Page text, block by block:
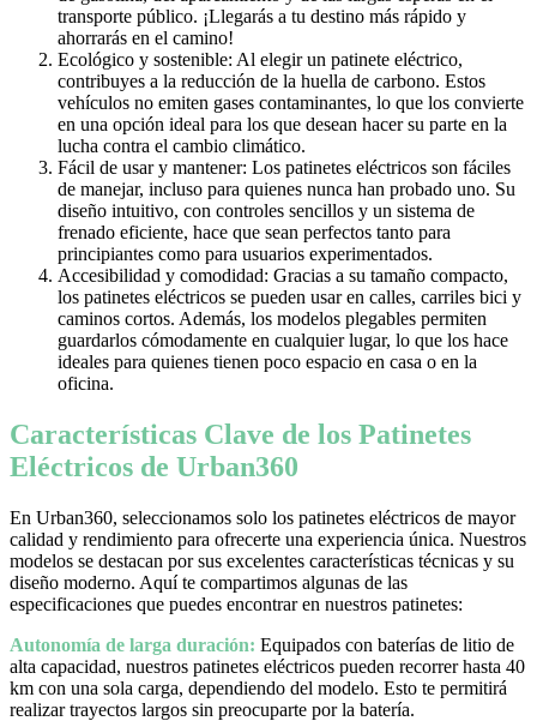
transporte público. ¡Llegarás a tu destino más rápido y
ahorrarás en el camino!
Ecológico y sostenible: Al elegir un patinete eléctrico,
contribuyes a la reducción de la huella de carbono. Estos
vehículos no emiten gases contaminantes, lo que los convierte
en una opción ideal para los que desean hacer su parte en la
lucha contra el cambio climático.
Fácil de usar y mantener: Los patinetes eléctricos son fáciles
de manejar, incluso para quienes nunca han probado uno. Su
diseño intuitivo, con controles sencillos y un sistema de
frenado eficiente, hace que sean perfectos tanto para
principiantes como para usuarios experimentados.
Accesibilidad y comodidad: Gracias a su tamaño compacto,
los patinetes eléctricos se pueden usar en calles, carriles bici y
caminos cortos. Además, los modelos plegables permiten
guardarlos cómodamente en cualquier lugar, lo que los hace
ideales para quienes tienen poco espacio en casa o en la
oficina.
Características Clave de los Patinetes
Eléctricos de Urban360
En Urban360, seleccionamos solo los patinetes eléctricos de mayor
calidad y rendimiento para ofrecerte una experiencia única. Nuestros
modelos se destacan por sus excelentes características técnicas y su
diseño moderno. Aquí te compartimos algunas de las
especificaciones que puedes encontrar en nuestros patinetes:
Autonomía de larga duración: Equipados con baterías de litio de
alta capacidad, nuestros patinetes eléctricos pueden recorrer hasta 40
km con una sola carga, dependiendo del modelo. Esto te permitirá
realizar trayectos largos sin preocuparte por la batería.